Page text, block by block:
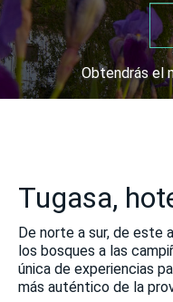
Obtendrás el
Tugasa,
De norte a sur, de este
los bosques a las
única de experiencias
más auténtico de la